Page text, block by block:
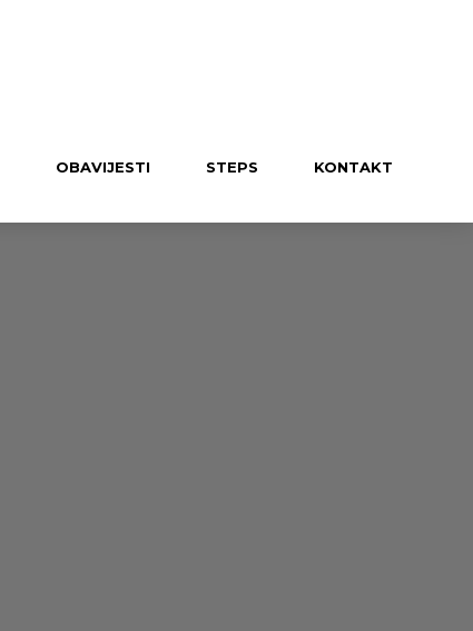
OBAVIJESTI STEPS KONTAKT